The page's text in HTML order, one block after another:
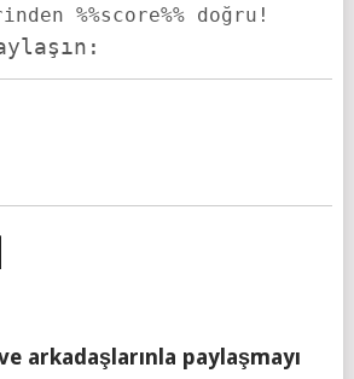
%%score%% doğru!
arkadaşlarınla paylaşmayı